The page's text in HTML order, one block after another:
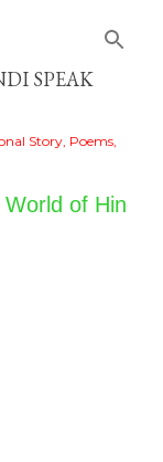
SPEAK
Story, Poems,
of Hindi